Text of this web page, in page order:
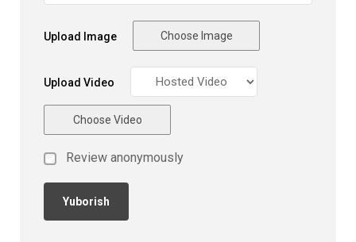
Upload Image Choose Image
Upload Video
Choose Video
Review anonymously